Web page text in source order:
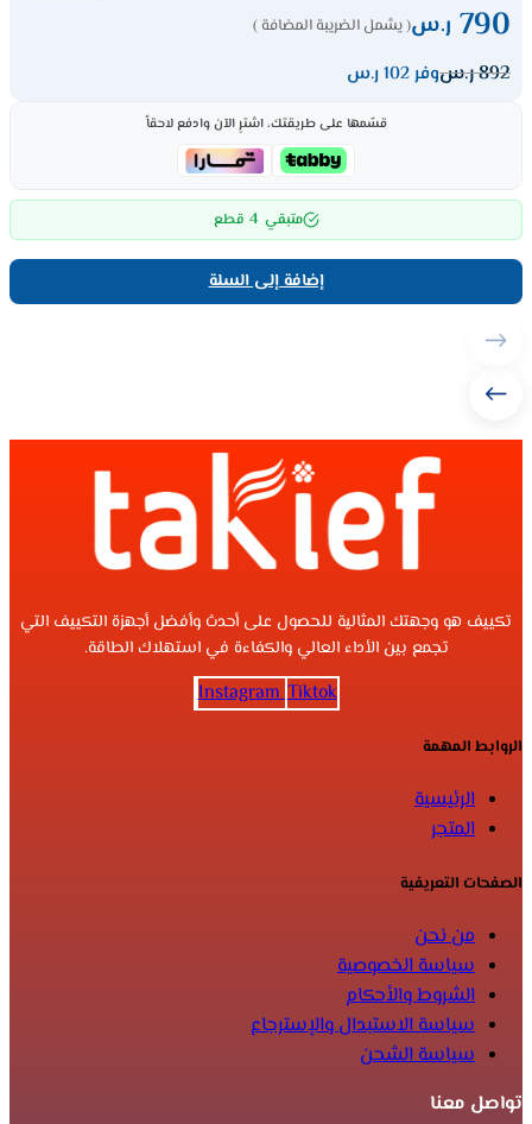
790 ر.س( يشمل الضريبة المضافة )
892ر.سوفر 102 ر.س
قسّمها على طريقتك، اشترِ الآن وادفع لاحقاً
متبقي 4 قطع
إضافة إلى السلة
تكييف هو وجهتك المثالية للحصول على أحدث وأفضل أجهزة التكييف التي
تجمع بين الأداء العالي والكفاءة في استهلاك الطاقة.
Instagram Tiktok
الروابط المهمة
الرئيسية
المتجر
الصفحات التعريفية
من نحن
سياسة الخصوصية
الشروط والأحكام
سياسة الاستبدال والإسترجاع
سياسة الشحن
تواصل معنا